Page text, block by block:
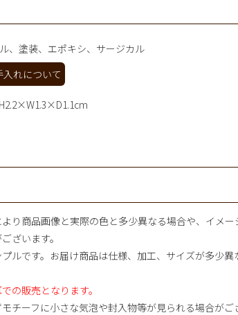
、塗装、エポキシ、サージカル
れについて
り商品画像と実際の色と多少異なる場合や、イメー
ざいます。
ルです。お届け商品は仕様、加工、サイズが多少異
の販売となります。
チーフに小さな気泡や封入物等が見られる場合がご